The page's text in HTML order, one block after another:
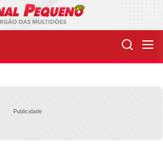
Publicidade